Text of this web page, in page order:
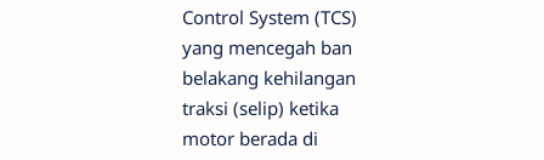
Control System (TCS)
yang mencegah ban
belakang kehilangan
traksi (selip) ketika
motor berada di